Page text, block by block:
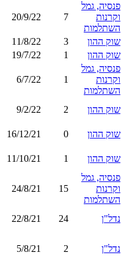
פנסיה, גמל
וקרנות
השתלמות
7
20/9/22
שוק ההון 3
11/8/22
שוק ההון 1
19/7/22
פנסיה, גמל
וקרנות
השתלמות
1
6/7/22
שוק ההון 2
9/2/22
שוק ההון 0
16/12/21
שוק ההון 1
11/10/21
פנסיה, גמל
וקרנות
השתלמות
15
24/8/21
נדל"ן 24
22/8/21
נדל"ן 2
5/8/21